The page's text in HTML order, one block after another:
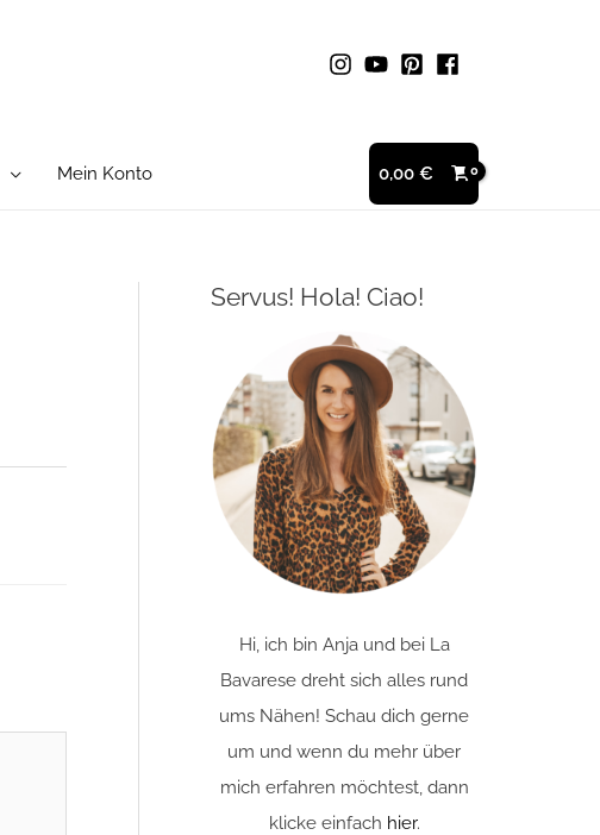
Mein Konto 0,00 €
Servus! Hola! Ciao!
Hi, ich bin Anja und bei La
Bavarese dreht sich alles rund
ums Nähen! Schau dich gerne
um und wenn du mehr über
mich erfahren möchtest, dann
klicke einfach hier.